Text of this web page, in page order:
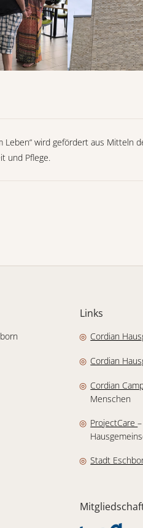
Leben“ wird gefördert aus Mitteln
und Pflege.
Links
Cordian
Cordian
Cordian
Menschen
ProjectCare
Stadt